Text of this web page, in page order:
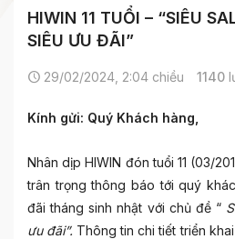
HIWIN 11 TUỔI – “SIÊU
SIÊU ƯU ĐÃI”
29/02/2024, 2:04 chiều 1140
Kính gửi: Quý Khách hàng,
Nhân dịp HIWIN đón tuổi 11 (03/
trân trọng thông báo tới quý
đãi tháng sinh nhật với chủ đề “
ưu đãi”. Thông tin chi tiết triển